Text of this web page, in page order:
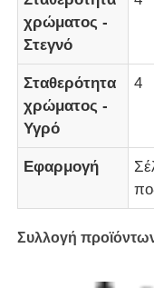
Υλικό δέρματος
Υλικό
Δέρμα από
Υλικό PU
χρώματος -
Στεγνό
Σταθερότητα
χρώματος -
Υγρό
4
Εφαρμογή
Συλλογή